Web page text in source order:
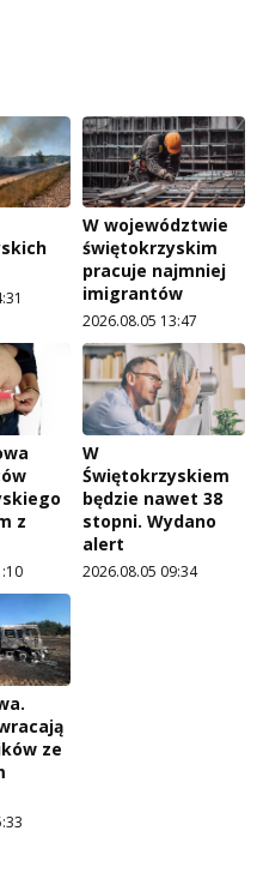
W województwie
świętokrzyskim
pracuje najmniej
imigrantów
2026.08.05 13:47
z
W
Świętokrzyskiem
będzie nawet 38
stopni. Wydano
alert
2026.08.05 09:34
ze